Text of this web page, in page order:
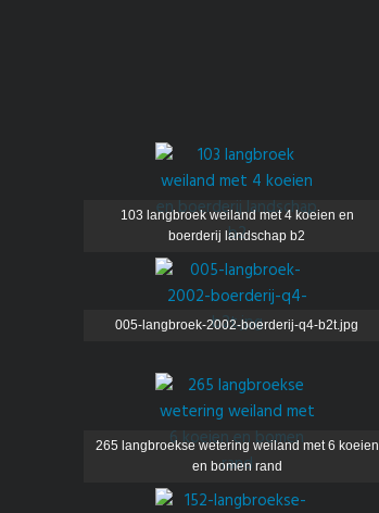
103 langbroek weiland met 4 koeien en
boerderij landschap b2
005-langbroek-2002-boerderij-q4-b2t.jpg
265 langbroekse wetering weiland met 6 koeien
en bomen rand